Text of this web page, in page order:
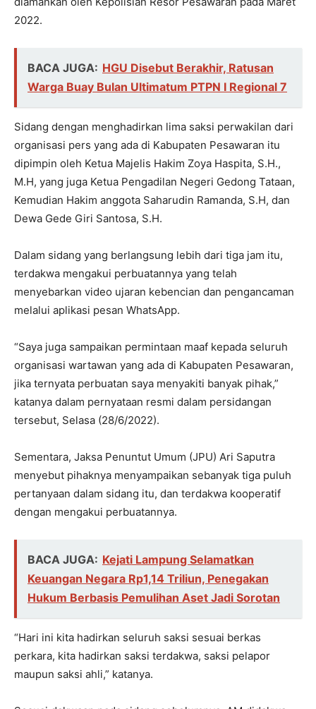
2022.
BACA JUGA: HGU Disebut Berakhir, Ratusan
Warga Buay Bulan Ultimatum PTPN I Regional 7
Sidang dengan menghadirkan lima saksi perwakilan dari
organisasi pers yang ada di Kabupaten Pesawaran itu
dipimpin oleh Ketua Majelis Hakim Zoya Haspita, S.H.,
M.H, yang juga Ketua Pengadilan Negeri Gedong Tataan,
Kemudian Hakim anggota Saharudin Ramanda, S.H, dan
Dewa Gede Giri Santosa, S.H.
Dalam sidang yang berlangsung lebih dari tiga jam itu,
terdakwa mengakui perbuatannya yang telah
menyebarkan video ujaran kebencian dan pengancaman
melalui aplikasi pesan WhatsApp.
“Saya juga sampaikan permintaan maaf kepada seluruh
organisasi wartawan yang ada di Kabupaten Pesawaran,
jika ternyata perbuatan saya menyakiti banyak pihak,”
katanya dalam pernyataan resmi dalam persidangan
tersebut, Selasa (28/6/2022).
Sementara, Jaksa Penuntut Umum (JPU) Ari Saputra
menyebut pihaknya menyampaikan sebanyak tiga puluh
pertanyaan dalam sidang itu, dan terdakwa kooperatif
dengan mengakui perbuatannya.
BACA JUGA: Kejati Lampung Selamatkan
Keuangan Negara Rp1,14 Triliun, Penegakan
Hukum Berbasis Pemulihan Aset Jadi Sorotan
“Hari ini kita hadirkan seluruh saksi sesuai berkas
perkara, kita hadirkan saksi terdakwa, saksi pelapor
maupun saksi ahli,” katanya.